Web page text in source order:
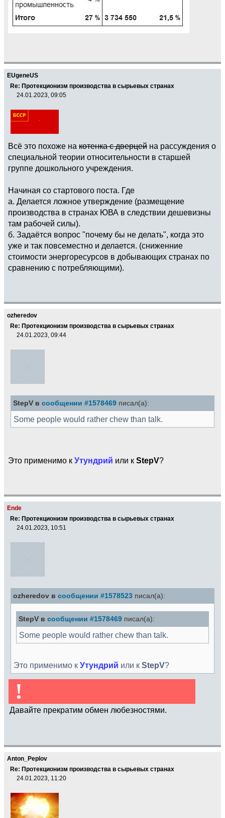
EUgeneUS
Re: Протекционизм производства в сырьевых странах
24.01.2023, 09:05
Всё это похоже на котенка с дверцей на рассуждения о
специальной теории относительности в старшей
группе дошкольного учреждения.
Начиная со стартового поста. Где
а. Делается ложное утверждение (размещение
производства в странах ЮВА в следствии дешевизны
там рабочей силы).
б. Задаётся вопрос "почему бы не делать", когда это
уже и так повсеместно и делается. (сниженние
стоимости энергоресурсов в добывающих странах по
сравнению с потребляющими).
ozheredov
Re: Протекционизм производства в сырьевых странах
24.01.2023, 09:44
StepV в сообщении #1578469 писал(а):
Some people would rather chew than talk.
Это применимо к Утундрий или к StepV?
Ende
Re: Протекционизм производства в сырьевых странах
24.01.2023, 10:51
ozheredov в сообщении #1578523 писал(а):
StepV в сообщении #1578469 писал(а):
Some people would rather chew than talk.
Это применимо к Утундрий или к StepV?
!
Давайте прекратим обмен любезностями.
Anton_Peplov
Re: Протекционизм производства в сырьевых странах
24.01.2023, 11:20